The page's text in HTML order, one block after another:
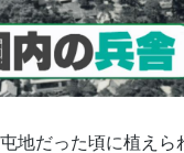
地だった頃に植えら